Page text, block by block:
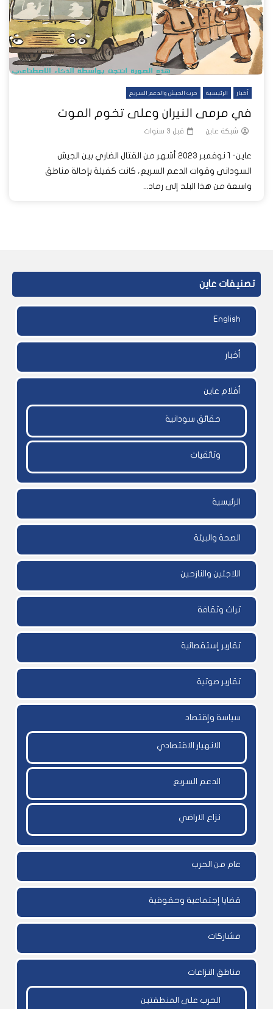
أخبار الرئيسية حرب الجيش والدعم السريع
في مرمى النيران وعلى تخوم الموت
شبكة عاين قبل 3 سنوات
عاين- 1 نوفمبر 2023 أشهر من القتال الضاري بين الجيش
السوداني وقوات الدعم السريع، كانت كفيلة بإحالة مناطق
واسعة من هذا البلد إلى رماد...
تصنيفات عاين
English
أخبار
أفلام عاين
حقائق سودانية
وثائقيات
الرئيسية
الصحة والبيئة
اللاجئين والنازحين
تراث وثقافة
تقارير إستقصائية
تقارير صوتية
سياسة وإقتصاد
الانهيار الاقتصادي
الدعم السريع
نزاع الاراضي
عام من الحرب
قضايا إجتماعية وحقوقية
مشاركات
مناطق النزاعات
الحرب على المنطقتين